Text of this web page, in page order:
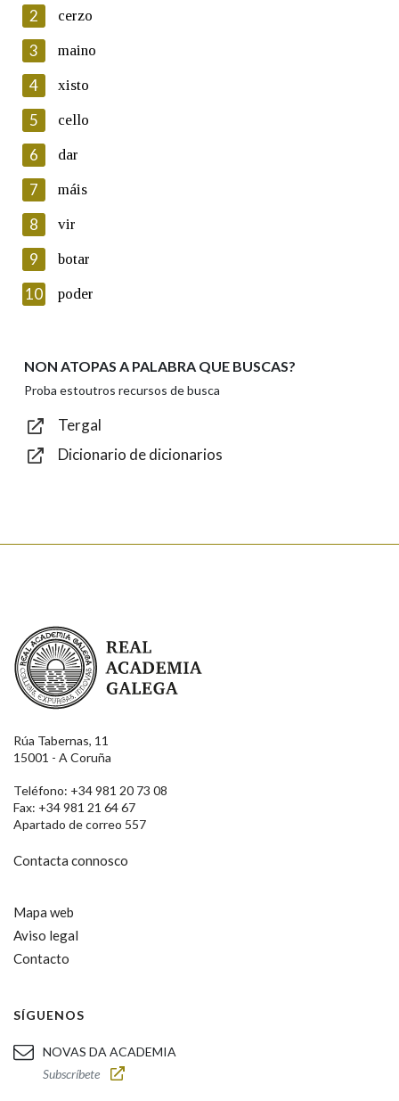
En cumprimento da normativa vixente en materia de
Protección de Datos de Carácter Persoal, a Real Academia
Galega informa a aqueles usuarios que faciliten o seu correo
electrónico, así como calquera outra información de carácter
persoal, que estes datos serán obxecto de tratamento
automatizado de carácter confidencial e incorporados aos seus
ficheiros informáticos. Así mesmo, os usuarios poderán exercer o
seu dereito de acceso, rectificación, oposición e cancelación dos
seus datos poñéndose en contacto connosco.
Lin e acepto as condicións da política de
Introduce o código que aparece na imaxe:
Texto de verificación
2 cerzo
3 maino
4 xisto
5 cello
6 dar
7 máis
8 vir
9 botar
10 poder
NON ATOPAS A PALABRA QUE BUSCAS?
Proba estoutros recursos de busca
Tergal
Dicionario de dicionarios
Real Academia Galega
Rúa Tabernas, 11
15001 - A Coruña
Teléfono: +34 981 20 73 08
Fax: +34 981 21 64 67
Apartado de correo 557
Contacta connosco
Mapa web
Aviso legal
Contacto
SÍGUENOS
NOVAS DA ACADEMIA
Subscríbete